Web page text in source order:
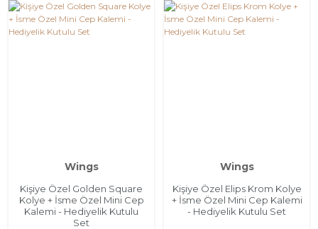
Wings
Kişiye Özel Golden Square
Kolye + İsme Özel Mini Cep
Kalemi - Hediyelik Kutulu
Set
Wings
Kişiye Özel Elips Krom Kolye
+ İsme Özel Mini Cep Kalemi
- Hediyelik Kutulu Set